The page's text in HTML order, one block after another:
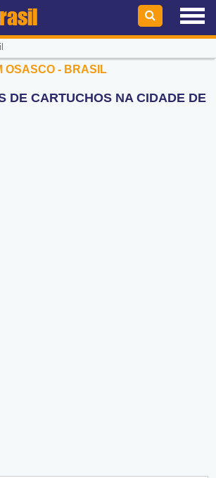
OSASCO - BRASIL
DE CARTUCHOS NA CIDADE DE